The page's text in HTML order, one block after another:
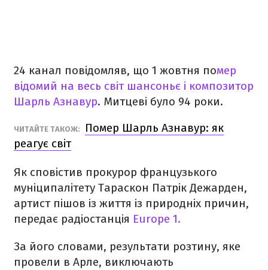
24 канал повідомляв, що 1 жовтня помер
відомий на весь світ шансоньє і композитор
Шарль Азнавур. Митцеві було 94 роки.
ЧИТАЙТЕ ТАКОЖ:
Помер Шарль Азнавур: як
реагує світ
Як сповістив прокурор французького
муніципалітету Тараскон Патрік Дежарден,
артист пішов із життя із природніх причин,
передає радіостанція Europe 1.
За його словами, результати розтину, яке
провели в Арле, виключають